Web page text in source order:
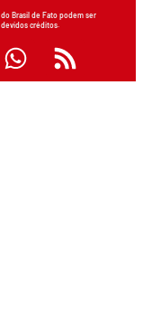
Brasil de Fato podem ser
créditos.